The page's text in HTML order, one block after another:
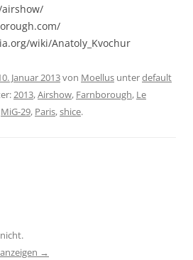
wiki/Anatoly_Kvochur
Januar 2013von Moellus unterdefault
2013,Airshow, Farnborough, Le
MiG-29, Paris,shice.
→